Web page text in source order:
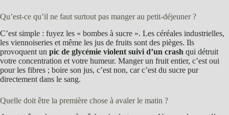
Qu’est-ce qu’il ne faut surtout pas manger au petit-déjeuner ?
C’est simple : fuyez les « bombes à sucre ». Les céréales industrielles,
les viennoiseries et même les jus de fruits sont des pièges. Ils
provoquent un pic de glycémie violent suivi d’un crash qui détruit
votre concentration et votre humeur. Manger un fruit entier, c’est oui
pour les fibres ; boire son jus, c’est non, car c’est du sucre pur
directement dans le sang.
Quelle doit être la première chose à avaler le matin ?